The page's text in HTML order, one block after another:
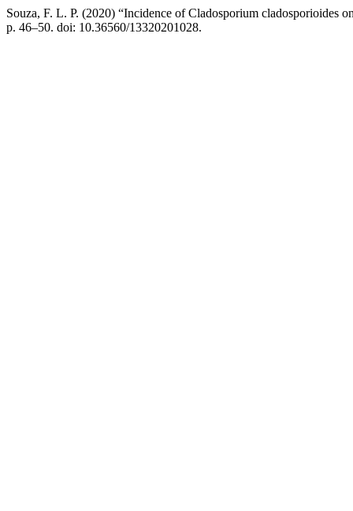
Souza, F. L. P. (2020) “Incidence of Cladosporium cladosporioides
p. 46–50. doi: 10.36560/13320201028.